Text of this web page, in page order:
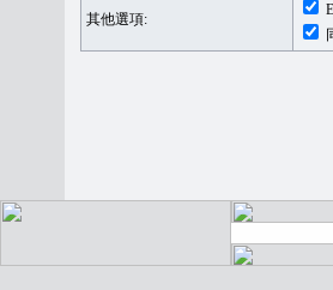
其他選項: